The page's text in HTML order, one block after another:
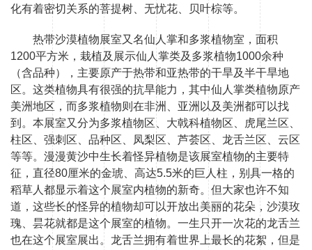
化有着密切关系的菩提树、无忧花、贝叶棕等。
热带沙漠植物展室又名仙人掌和多浆植物室，面积
1200平方米，栽植及展示仙人掌类及多浆植物1000余种
（含品种），主要原产于热带和亚热带的干旱及半干旱地
区。这类植物具有很强的抗旱能力，其中仙人掌类植物原产
美洲地区，而多浆植物则在非洲、亚洲以及美洲都可以找
到。本展室又分为多浆植物区、大戟科植物区、虎尾兰区、
柱区、强刺区、品种区、凤梨区、芦荟区、龙舌兰区、云区
等等。漫漫黄沙中生长着怪异植物是该展室植物的主要特
征，直径80厘米的金琥、高达5.5米的巨人柱，别具一格的
稻草人都显示着这个展室内植物的新奇。但大家也许不知
道，这些长的怪异的植物却可以开放出美丽的花朵，沙漠玫
瑰、昙花就都是这个展室的植物。一生只开一次花的龙舌兰
也在这个展室展出。龙舌兰拥有着世界上最长的花絮，但是